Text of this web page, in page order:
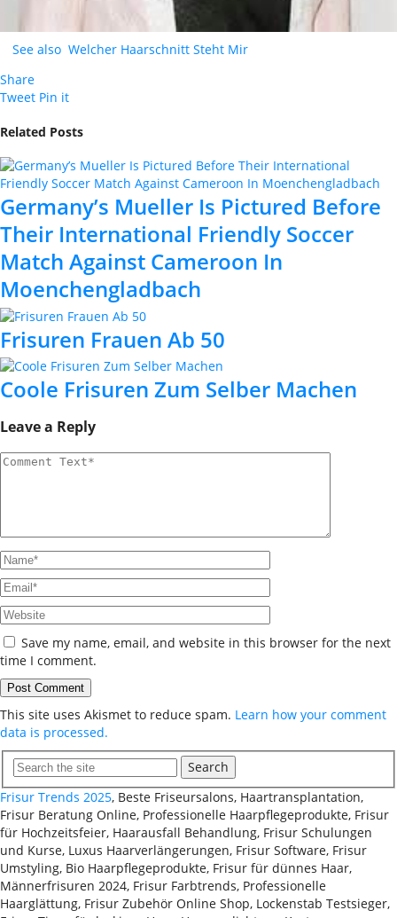
See also Welcher Haarschnitt Steht Mir
Share
Tweet Pin it
Related Posts
Germany’s Mueller Is Pictured Before
Their International Friendly Soccer
Match Against Cameroon In
Moenchengladbach
Frisuren Frauen Ab 50
Coole Frisuren Zum Selber Machen
Leave a Reply
Save my name, email, and website in this browser for the next
time I comment.
This site uses Akismet to reduce spam. Learn how your comment
data is processed.
Search
Frisur Trends 2025, Beste Friseursalons, Haartransplantation,
Frisur Beratung Online, Professionelle Haarpflegeprodukte, Frisur
für Hochzeitsfeier, Haarausfall Behandlung, Frisur Schulungen
und Kurse, Luxus Haarverlängerungen, Frisur Software, Frisur
Umstyling, Bio Haarpflegeprodukte, Frisur für dünnes Haar,
Männerfrisuren 2024, Frisur Farbtrends, Professionelle
Haarglättung, Frisur Zubehör Online Shop, Lockenstab Testsieger,